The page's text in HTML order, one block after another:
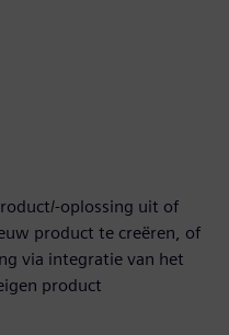
oplossing uit of
product te creëren, of
via integratie van het
product